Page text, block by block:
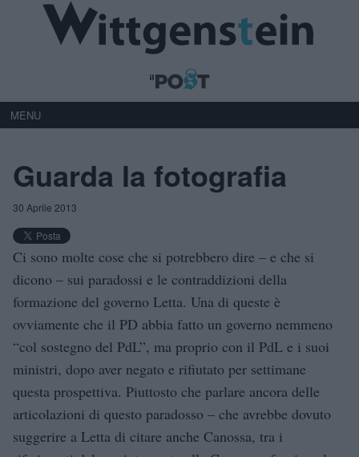
MENU
Guarda la fotografia
30 Aprile 2013
Ci sono molte cose che si potrebbero dire – e che si
dicono – sui paradossi e le contraddizioni della
formazione del governo Letta. Una di queste è
ovviamente che il PD abbia fatto un governo nemmeno
“col sostegno del PdL”, ma proprio con il PdL e i suoi
ministri, dopo aver negato e rifiutato per settimane
questa prospettiva. Piuttosto che parlare ancora delle
articolazioni di questo paradosso – che avrebbe dovuto
suggerire a Letta di citare anche Canossa, tra i